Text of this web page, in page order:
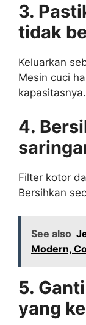
3.
tidak
Keluarkan
Mesin cuci
kapasitasnya.
4.
Filter kotor
Bersihkan
See also
Modern,
5.
yang